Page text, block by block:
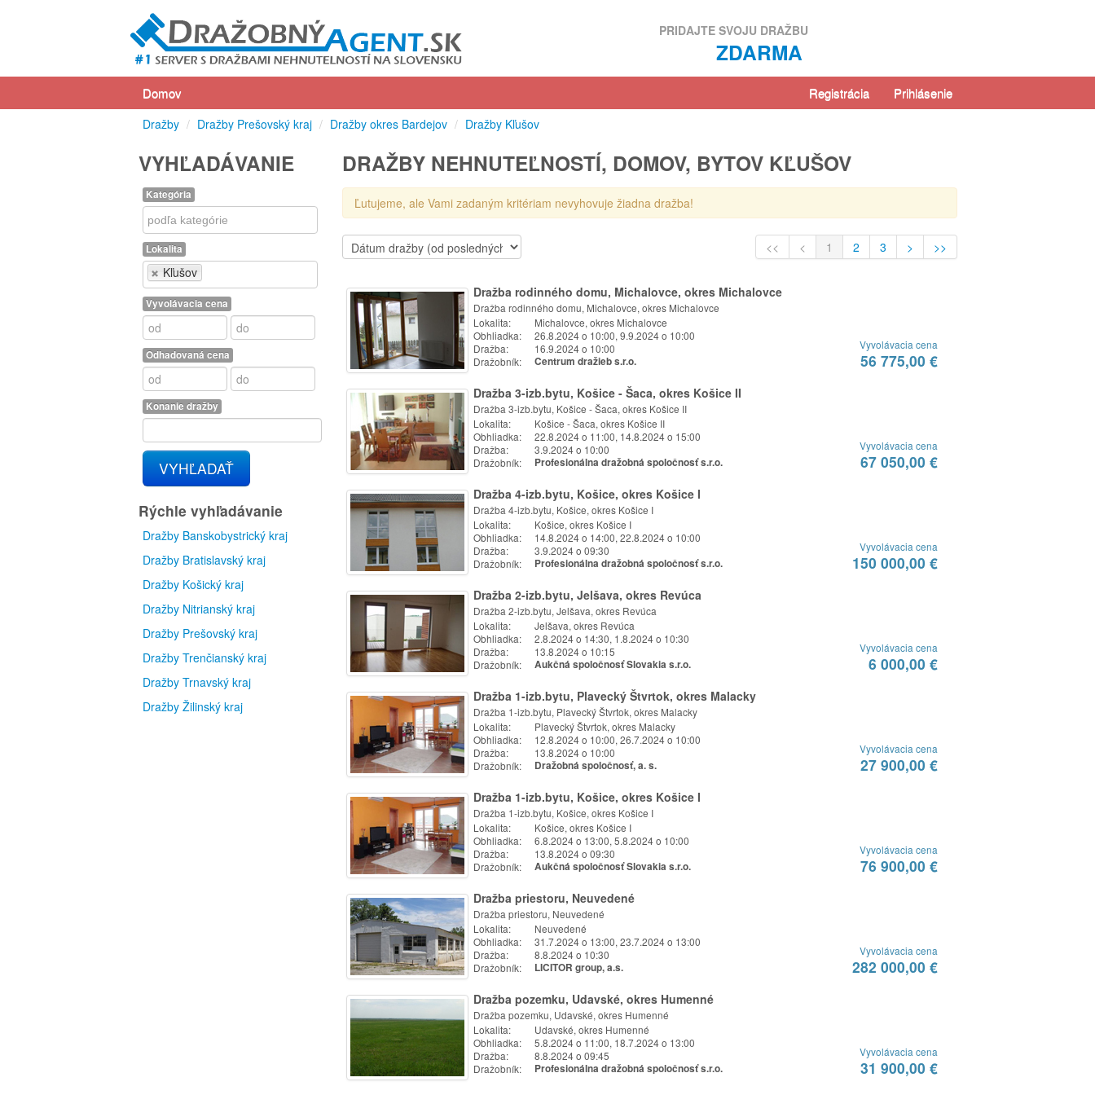
PRIDAJTE SVOJU DRAŽBU
ZDARMA
Domov Prihlásenie
Registrácia
Dražby / Dražby Prešovský kraj / Dražby okres Bardejov / Dražby Kľušov
VYHĽADÁVANIE
Kategória
Kategória
Lokalita
Kľušov
Lokalita
Vyvolávacia cena
Odhadovaná cena
Konanie dražby
VYHĽADAŤ
Rýchle vyhľadávanie
Dražby Banskobystrický kraj
Dražby Bratislavský kraj
Dražby Košický kraj
Dražby Nitrianský kraj
Dražby Prešovský kraj
Dražby Trenčianský kraj
Dražby Trnavský kraj
Dražby Žilinský kraj
DRAŽBY NEHNUTEĽNOSTÍ, DOMOV, BYTOV KĽUŠOV
Ľutujeme, ale Vami zadaným kritériam nevyhovuje žiadna dražba!
<< < 1 2 3 > >>
Dražba rodinného domu, Michalovce, okres Michalovce
Dražba rodinného domu, Michalovce, okres Michalovce
Lokalita:
Michalovce, okres Michalovce
Obhliadka:
26.8.2024 o 10:00, 9.9.2024 o 10:00
Dražba:
16.9.2024 o 10:00
Dražobník:
Centrum dražieb s.r.o.
Vyvolávacia cena
56 775,00 €
Dražba 3-izb.bytu, Košice - Šaca, okres Košice II
Dražba 3-izb.bytu, Košice - Šaca, okres Košice II
Lokalita:
Košice - Šaca, okres Košice II
Obhliadka:
22.8.2024 o 11:00, 14.8.2024 o 15:00
Dražba:
3.9.2024 o 10:00
Dražobník:
Profesionálna dražobná spoločnosť s.r.o.
Vyvolávacia cena
67 050,00 €
Dražba 4-izb.bytu, Košice, okres Košice I
Dražba 4-izb.bytu, Košice, okres Košice I
Lokalita:
Košice, okres Košice I
Obhliadka:
14.8.2024 o 14:00, 22.8.2024 o 10:00
Dražba:
3.9.2024 o 09:30
Dražobník:
Profesionálna dražobná spoločnosť s.r.o.
Vyvolávacia cena
150 000,00 €
Dražba 2-izb.bytu, Jelšava, okres Revúca
Dražba 2-izb.bytu, Jelšava, okres Revúca
Lokalita:
Jelšava, okres Revúca
Obhliadka:
2.8.2024 o 14:30, 1.8.2024 o 10:30
Dražba:
13.8.2024 o 10:15
Dražobník:
Aukčná spoločnosť Slovakia s.r.o.
Vyvolávacia cena
6 000,00 €
Dražba 1-izb.bytu, Plavecký Štvrtok, okres Malacky
Dražba 1-izb.bytu, Plavecký Štvrtok, okres Malacky
Lokalita:
Plavecký Štvrtok, okres Malacky
Obhliadka:
12.8.2024 o 10:00, 26.7.2024 o 10:00
Dražba:
13.8.2024 o 10:00
Dražobník:
Dražobná spoločnosť, a. s.
Vyvolávacia cena
27 900,00 €
Dražba 1-izb.bytu, Košice, okres Košice I
Dražba 1-izb.bytu, Košice, okres Košice I
Lokalita:
Košice, okres Košice I
Obhliadka:
6.8.2024 o 13:00, 5.8.2024 o 10:00
Dražba:
13.8.2024 o 09:30
Dražobník:
Aukčná spoločnosť Slovakia s.r.o.
Vyvolávacia cena
76 900,00 €
Dražba priestoru, Neuvedené
Dražba priestoru, Neuvedené
Lokalita:
Neuvedené
Obhliadka:
31.7.2024 o 13:00, 23.7.2024 o 13:00
Dražba:
8.8.2024 o 10:30
Dražobník:
LICITOR group, a.s.
Vyvolávacia cena
282 000,00 €
Dražba pozemku, Udavské, okres Humenné
Dražba pozemku, Udavské, okres Humenné
Lokalita:
Udavské, okres Humenné
Obhliadka:
5.8.2024 o 11:00, 18.7.2024 o 13:00
Dražba:
8.8.2024 o 09:45
Dražobník:
Profesionálna dražobná spoločnosť s.r.o.
Vyvolávacia cena
31 900,00 €